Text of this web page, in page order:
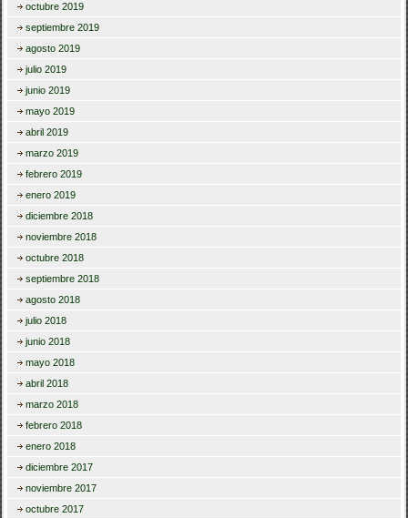
octubre 2019
septiembre 2019
agosto 2019
julio 2019
junio 2019
mayo 2019
abril 2019
marzo 2019
febrero 2019
enero 2019
diciembre 2018
noviembre 2018
octubre 2018
septiembre 2018
agosto 2018
julio 2018
junio 2018
mayo 2018
abril 2018
marzo 2018
febrero 2018
enero 2018
diciembre 2017
noviembre 2017
octubre 2017